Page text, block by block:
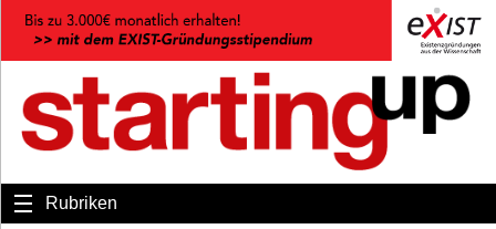
Rubriken